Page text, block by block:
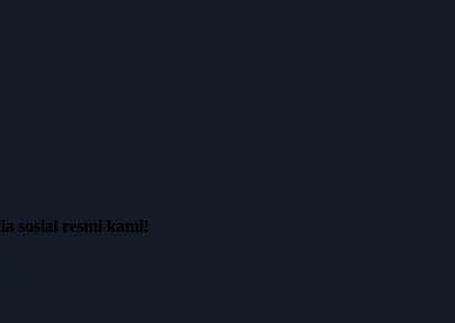
sosial resmi kami!